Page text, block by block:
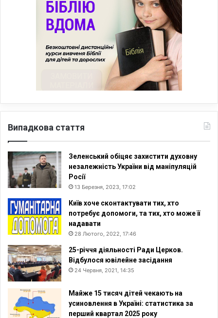
Випадкова стаття
Зеленський обіцяє захистити духовну
незалежність України від маніпуляцій
Росії
13 Березня, 2023, 17:02
Київ хоче сконтактувати тих, хто
потребує допомоги, та тих, хто може її
надавати
28 Лютого, 2022, 17:46
25-річчя діяльності Ради Церков.
Відбулося ювілейне засідання
24 Червня, 2021, 14:35
Майже 15 тисяч дітей чекають на
усиновлення в Україні: статистика за
перший квартал 2025 року